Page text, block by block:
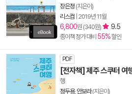
장은정 (지은이)
리스컴 2019년 11월
6,800원 (340원) 9.5
종이책 정가 대비 55%할인
PDF
[전자책] 제주 스쿠터 여
행
정두용, 안보라(지은이)